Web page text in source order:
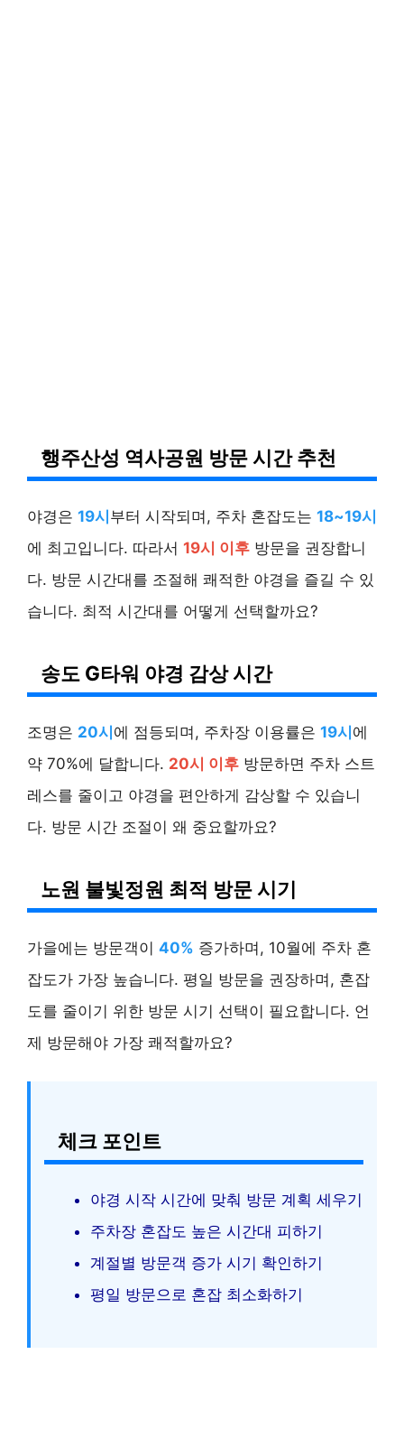
행주산성 역사공원 방문 시간 추천
야경은 19시부터 시작되며, 주차 혼잡도는 18~19시
에 최고입니다. 따라서 19시 이후 방문을 권장합니
다. 방문 시간대를 조절해 쾌적한 야경을 즐길 수 있
습니다. 최적 시간대를 어떻게 선택할까요?
송도 G타워 야경 감상 시간
조명은 20시에 점등되며, 주차장 이용률은 19시에
약 70%에 달합니다. 20시 이후 방문하면 주차 스트
레스를 줄이고 야경을 편안하게 감상할 수 있습니
다. 방문 시간 조절이 왜 중요할까요?
노원 불빛정원 최적 방문 시기
가을에는 방문객이 40% 증가하며, 10월에 주차 혼
잡도가 가장 높습니다. 평일 방문을 권장하며, 혼잡
도를 줄이기 위한 방문 시기 선택이 필요합니다. 언
제 방문해야 가장 쾌적할까요?
체크 포인트
야경 시작 시간에 맞춰 방문 계획 세우기
주차장 혼잡도 높은 시간대 피하기
계절별 방문객 증가 시기 확인하기
평일 방문으로 혼잡 최소화하기